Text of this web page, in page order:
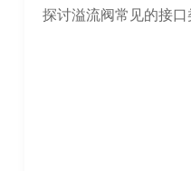
探讨溢流阀常见的接口